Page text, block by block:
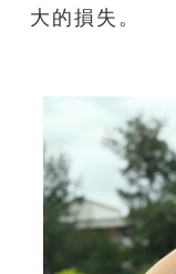
大的損失。